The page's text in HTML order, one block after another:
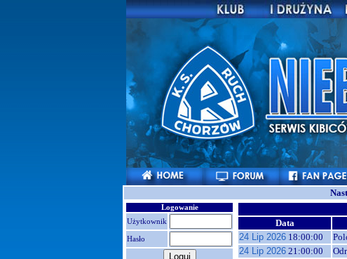
Logowanie
Użytkownik
Hasło
Data
24 Lip 2026 18:00:00
24 Lip 2026 21:00:00